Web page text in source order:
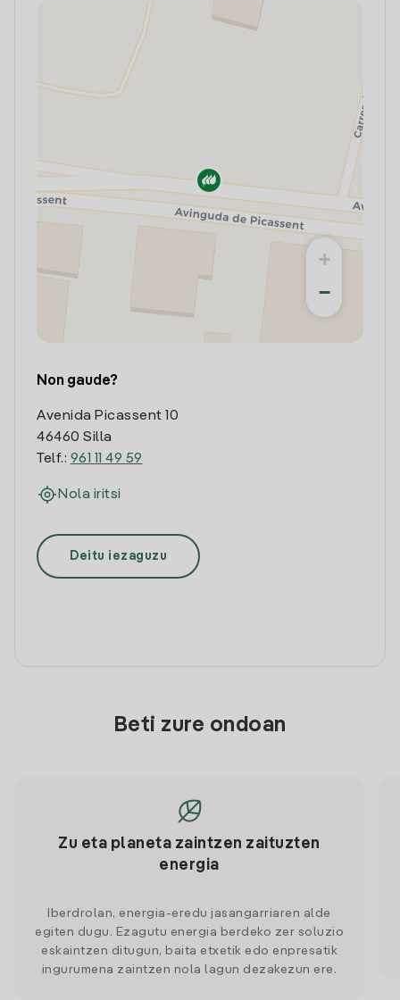
+
−
Non gaude?
Avenida Picassent 10
46460 Silla
Telf.: 961 11 49 59
Nola iritsi
Deitu iezaguzu
Beti zure ondoan
Zu eta planeta zaintzen zaituzten
energia
Iberdrolan, energia-eredu jasangarriaren alde
egiten dugu. Ezagutu energia berdeko zer soluzio
eskaintzen ditugun, baita etxetik edo enpresatik
ingurumena zaintzen nola lagun dezakezun ere.